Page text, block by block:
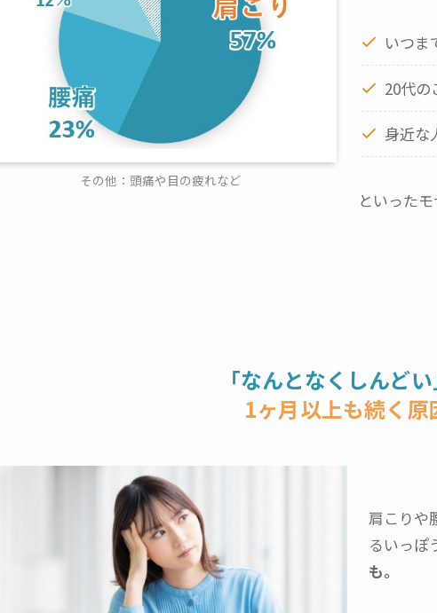
その他：頭痛や目の疲れなど
いつ
20代
身近
といった
「なんとなくしんど
1ヶ月以上も続く原
肩こりや
るいっぽ
も。